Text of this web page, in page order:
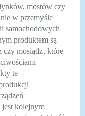
mostów czy
w przemyśle
samochodowych
produktem są
czy mosiądz, które
te
kolejnym